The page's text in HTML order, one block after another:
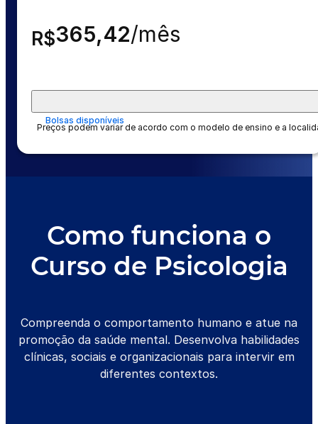
R$365,42/mês
Bolsas disponíveis
Preços podem variar de acordo com o modelo de ensino e a
Como funciona o
Curso de Psicologia
Compreenda o comportamento humano e atue na
promoção da saúde mental. Desenvolva habilidades
clínicas, sociais e organizacionais para intervir em
diferentes contextos.